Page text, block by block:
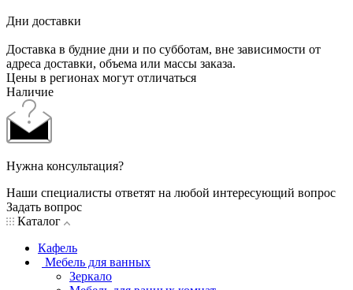
Дни доставки
Доставка в будние дни и по субботам, вне зависимости от
адреса доставки, объема или массы заказа.
Цены в регионах могут отличаться
Наличие
Нужна консультация?
Наши специалисты ответят на любой интересующий вопрос
Задать вопрос
Каталог
Кафель
Мебель для ванных
Зеркало